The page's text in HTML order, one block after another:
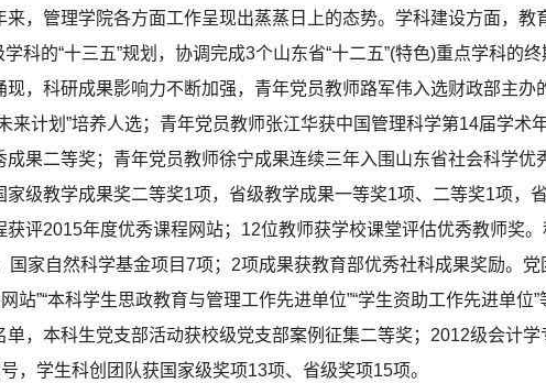
管理学院各方面工作呈现出蒸蒸日上的态势。学科建设方面，教
科的“十三五”规划，协调完成3个山东省“十二五”(特色)重点学科的
，科研成果影响力不断加强，青年党员教师路军伟入选财政部主办
来计划”培养人选；青年党员教师张江华获中国管理科学第14届学术
果二等奖；青年党员教师徐宁成果连续三年入围山东省社会科学优
级教学成果奖二等奖1项，省级教学成果一等奖1项、二等奖1项，
评2015年度优秀课程网站；12位教师获学校课堂评估优秀教师奖
家自然科学基金项目7项；2项成果获教育部优秀社科成果奖励。
站”“本科学生思政教育与管理工作先进单位”“学生资助工作先进单位
，本科生党支部活动获校级党支部案例征集二等奖；2012级会计学
，学生科创团队获国家级奖项13项、省级奖项15项。